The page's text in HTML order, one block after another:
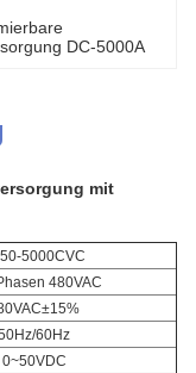
DC-5000A
mit
5000CVC
480VAC
60Hz
0~50VDC